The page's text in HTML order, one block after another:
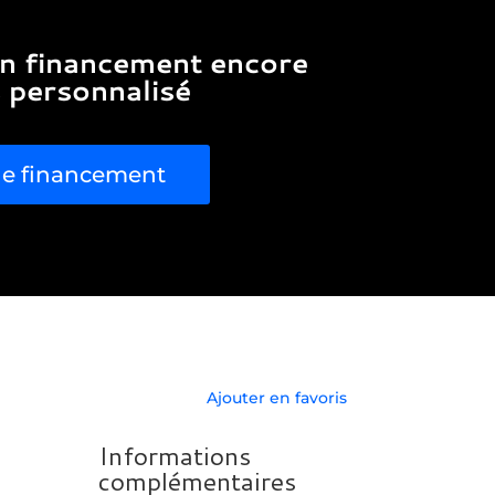
financement encore
personnalisé
financement
Ajouter en favoris
Informations
complémentaires